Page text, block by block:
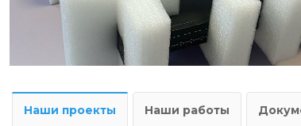
Наши проекты Наши работы